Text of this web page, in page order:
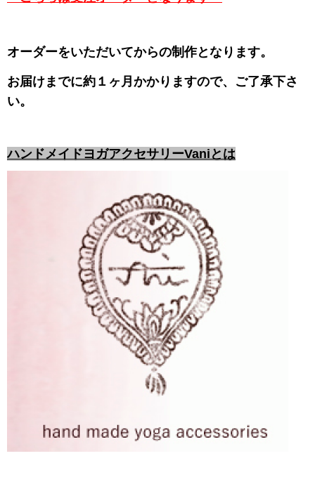
オーダーをいただいてからの制作となります。
お届けまでに約１ヶ月かかりますので、ご了承下さ
い。
ハンドメイドヨガアクセサリーVaniとは